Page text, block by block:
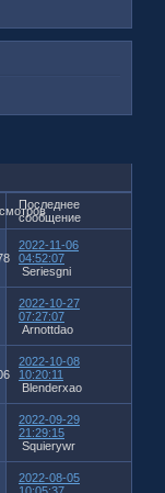
Последнее
сообщение
2022-11-06
04:52:07
Seriesgni
2022-10-27
07:27:07
Arnottdao
2022-10-08
10:20:11
Blenderxao
2022-09-29
21:29:15
Squierywr
2022-08-05
10:05:37